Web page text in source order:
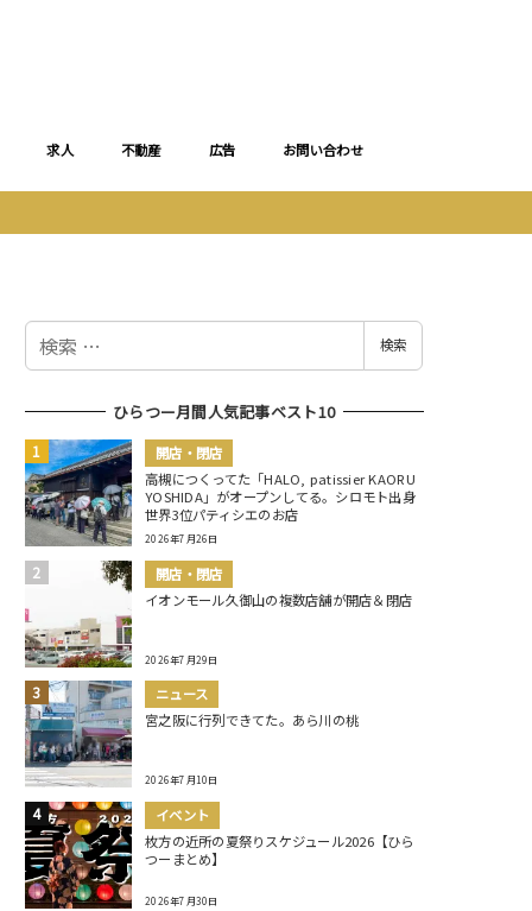
求人 不動産 広告 お問い合わせ
検
検索
ひらつー月間人気記事ベスト10
開店・閉店
高槻につくってた「HALO, patissier KAORU
YOSHIDA」がオープンしてる。シロモト出身
世界3位パティシエのお店
2026年7月26日
開店・閉店
イオンモール久御山の複数店舗が開店＆閉店
2026年7月29日
ニュース
宮之阪に行列できてた。あら川の桃
2026年7月10日
イベント
枚方の近所の夏祭りスケジュール2026【ひら
つーまとめ】
2026年7月30日